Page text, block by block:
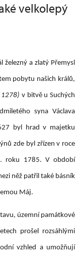
velkolepý
železný a zlatý Přemysl
pobytu našich králů,
v bitvě u Suchých
syna Václava
byl hrad v majetku
zde byl zřízen v roce
roku 1785. V období
něž patřil také básník
Máj.
územní památkové
prošel rozsáhlými
vzhled a umožňují